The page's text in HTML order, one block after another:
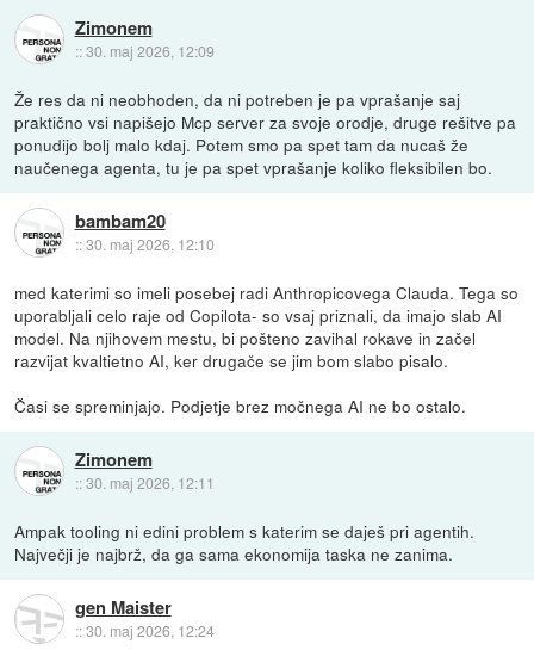
Zimonem
::30. maj 2026, 12:09
Že res da ni neobhoden, da ni potreben je pa vprašanje saj
praktično vsi napišejo Mcp server za svoje orodje, druge rešitve pa
ponudijo bolj malo kdaj. Potem smo pa spet tam da nucaš že
naučenega agenta, tu je pa spet vprašanje koliko fleksibilen bo.
bambam20
::30. maj 2026, 12:10
med katerimi so imeli posebej radi Anthropicovega Clauda. Tega so
uporabljali celo raje od Copilota- so vsaj priznali, da imajo slab AI
model. Na njihovem mestu, bi pošteno zavihal rokave in začel
razvijat kvaltietno AI, ker drugače se jim bom slabo pisalo.
Časi se spreminjajo. Podjetje brez močnega AI ne bo ostalo.
Zimonem
::30. maj 2026, 12:11
Ampak tooling ni edini problem s katerim se daješ pri agentih.
Največji je najbrž, da ga sama ekonomija taska ne zanima.
gen Maister
::30. maj 2026, 12:24